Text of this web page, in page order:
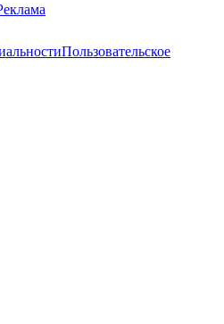
Пользовательское